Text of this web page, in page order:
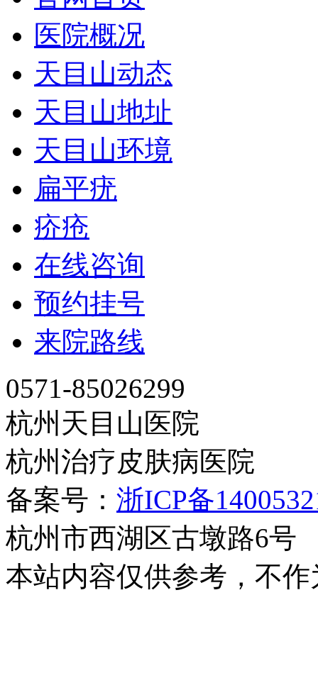
医院概况
天目山动态
天目山地址
天目山环境
扁平疣
疥疮
在线咨询
预约挂号
来院路线
0571-85026299
杭州天目山医院
杭州治疗皮肤病医院
备案号： 浙ICP备
杭州市西湖区古墩路6号
本站内容仅供参考，不